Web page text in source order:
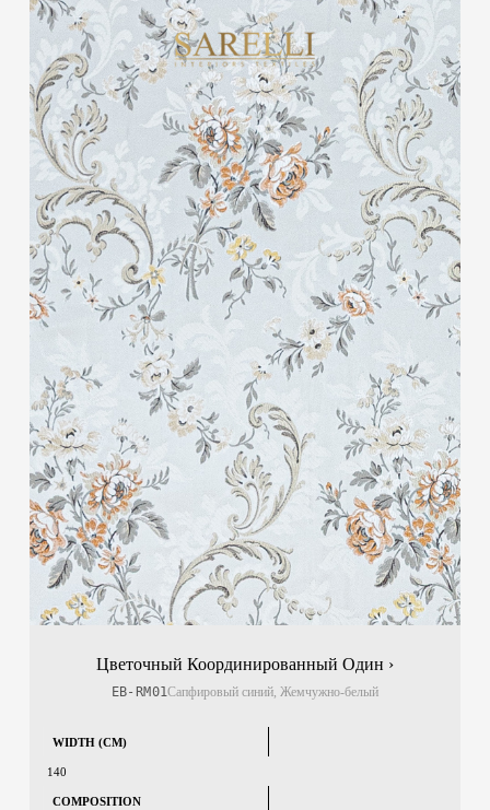
Цветочный Координированный Один ›
EB-RM01Сапфировый синий, Жемчужно-белый
WIDTH (CM)
140
COMPOSITION